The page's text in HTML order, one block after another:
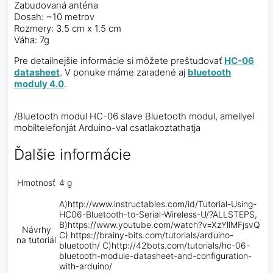
Zabudovaná anténa
Dosah: ~10 metrov
Rozmery: 3.5 cm x 1.5 cm
Váha: 7g
Pre detailnejšie informácie si môžete preštudovať HC-06
datasheet. V ponuke máme zaradené aj bluetooth
moduly 4.0.
/Bluetooth modul HC-06 slave Bluetooth modul, amellyel
mobiltelefonját Arduino-val csatlakoztathatja
Ďalšie informácie
Hmotnosť 4 g
Návrhy
na tutoriál
A)http://www.instructables.com/id/Tutorial-Using-
HC06-Bluetooth-to-Serial-Wireless-U/?ALLSTEPS,
B)https://www.youtube.com/watch?v=XzYllMFjsvQ
C) https://brainy-bits.com/tutorials/arduino-
bluetooth/ C)http://42bots.com/tutorials/hc-06-
bluetooth-module-datasheet-and-configuration-
with-arduino/